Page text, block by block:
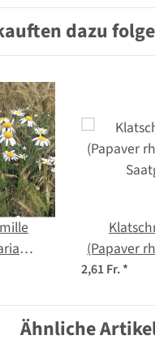
dazu
Bio
(Papaver
2,61 Fr.*
Ähnliche